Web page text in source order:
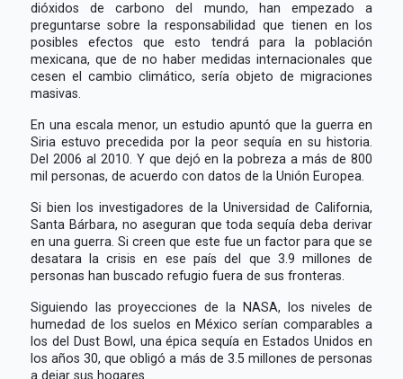
dióxidos de carbono del mundo, han empezado a
preguntarse sobre la responsabilidad que tienen en los
posibles efectos que esto tendrá para la población
mexicana, que de no haber medidas internacionales que
cesen el cambio climático, sería objeto de migraciones
masivas.
En una escala menor, un estudio apuntó que la guerra en
Siria estuvo precedida por la peor sequía en su historia.
Del 2006 al 2010. Y que dejó en la pobreza a más de 800
mil personas, de acuerdo con datos de la Unión Europea.
Si bien los investigadores de la Universidad de California,
Santa Bárbara, no aseguran que toda sequía deba derivar
en una guerra. Si creen que este fue un factor para que se
desatara la crisis en ese país del que 3.9 millones de
personas han buscado refugio fuera de sus fronteras.
Siguiendo las proyecciones de la NASA, los niveles de
humedad de los suelos en México serían comparables a
los del Dust Bowl, una épica sequía en Estados Unidos en
los años 30, que obligó a más de 3.5 millones de personas
a dejar sus hogares.